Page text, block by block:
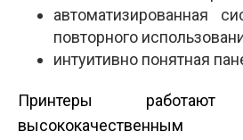
автоматизированная
повторного
интуитивно понятная
Принтеры